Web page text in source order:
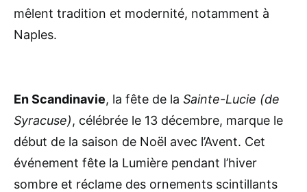
mêlent tradition et modernité, notamment à
Naples.
En Scandinavie, la fête de la Sainte-Lucie (de
Syracuse), célébrée le 13 décembre, marque le
début de la saison de Noël avec l’Avent. Cet
événement fête la Lumière pendant l’hiver
sombre et réclame des ornements scintillants